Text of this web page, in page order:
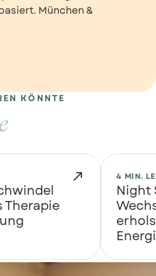
München &
KÖNNTE

Therapie
4 MIN.
Night